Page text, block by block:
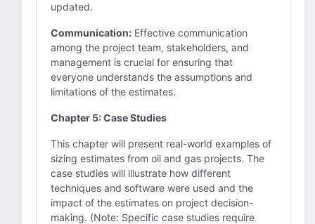
updated.
Communication: Effective communication
among the project team, stakeholders, and
management is crucial for ensuring that
everyone understands the assumptions and
limitations of the estimates.
Chapter 5: Case Studies
This chapter will present real-world examples of
sizing estimates from oil and gas projects. The
case studies will illustrate how different
techniques and software were used and the
impact of the estimates on project decision-
making. (Note: Specific case studies require